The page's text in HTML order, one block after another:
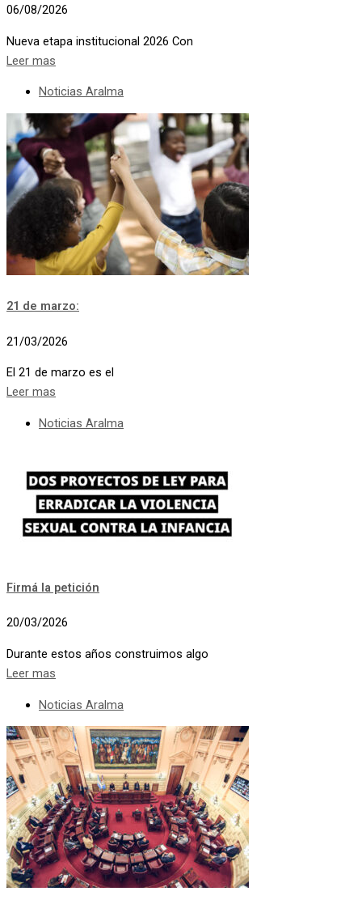
06/08/2026
Nueva etapa institucional 2026 Con
Leer mas
Noticias Aralma
21 de marzo:
21/03/2026
El 21 de marzo es el
Leer mas
Noticias Aralma
Firmá la petición
20/03/2026
Durante estos años construimos algo
Leer mas
Noticias Aralma